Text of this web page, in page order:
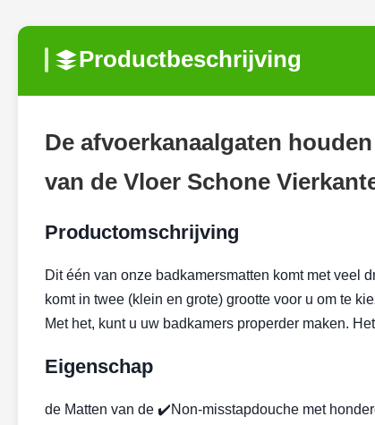
Productbeschrijving
De afvoerkanaalgaten
van de Vloer Schone
Productomschrijving
Dit één van onze badkamersmatten komt met veel
komt in twee (klein en grote) grootte voor u om te
Met het, kunt u uw badkamers properder maken.
Eigenschap
de Matten van de ✔️Non-misstapdouche met